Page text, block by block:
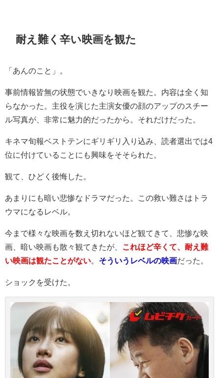
耐え難く辛い映画を観た
「あんのこと」。
事前情報皆無の状態でいきなり映画を観た。内容は全く知
らなかった。主役を演じた主演女優の顔のアップのスチー
ル写真が、非常に魅力的だったから。それだけだった。
キネマ旬報ベストテンにギリギリ入り込み、読者選出では4
位に付けていることにも興味をそそられた。
観て、ひどく後悔した。
あまりにも暗い悲惨なドラマだった。この救い難さはトラ
ウマになるレベル。
今まで様々な映画を数え切れないほど観てきて、悲惨な映
画、暗い映画も散々観てきたが、
これほど辛くて、耐え難
い映画は観たことがない
そういうレベルの映画だった。
ショックを受けた。